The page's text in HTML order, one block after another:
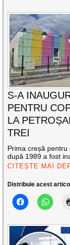
S-A
PENTRU
LA
TREI
Prima creșă
după 1989 a fost
CITEȘTE MAI
Distribuie acest